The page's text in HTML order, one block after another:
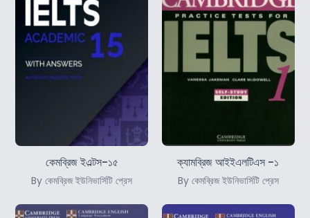
কেমব্রিজ ইএল্টস-১৫
By কেমব্রিজ ইউনিভার্সিটি প্রেস
ক্যামব্রিজ আইইএলটিএস -১
By কেমব্রিজ ইউনিভার্সিটি প্রেস